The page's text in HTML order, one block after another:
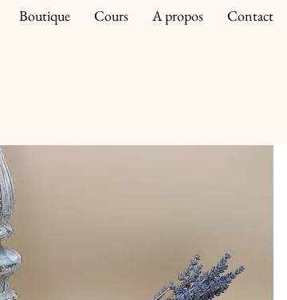
Boutique Cours A propos Contact